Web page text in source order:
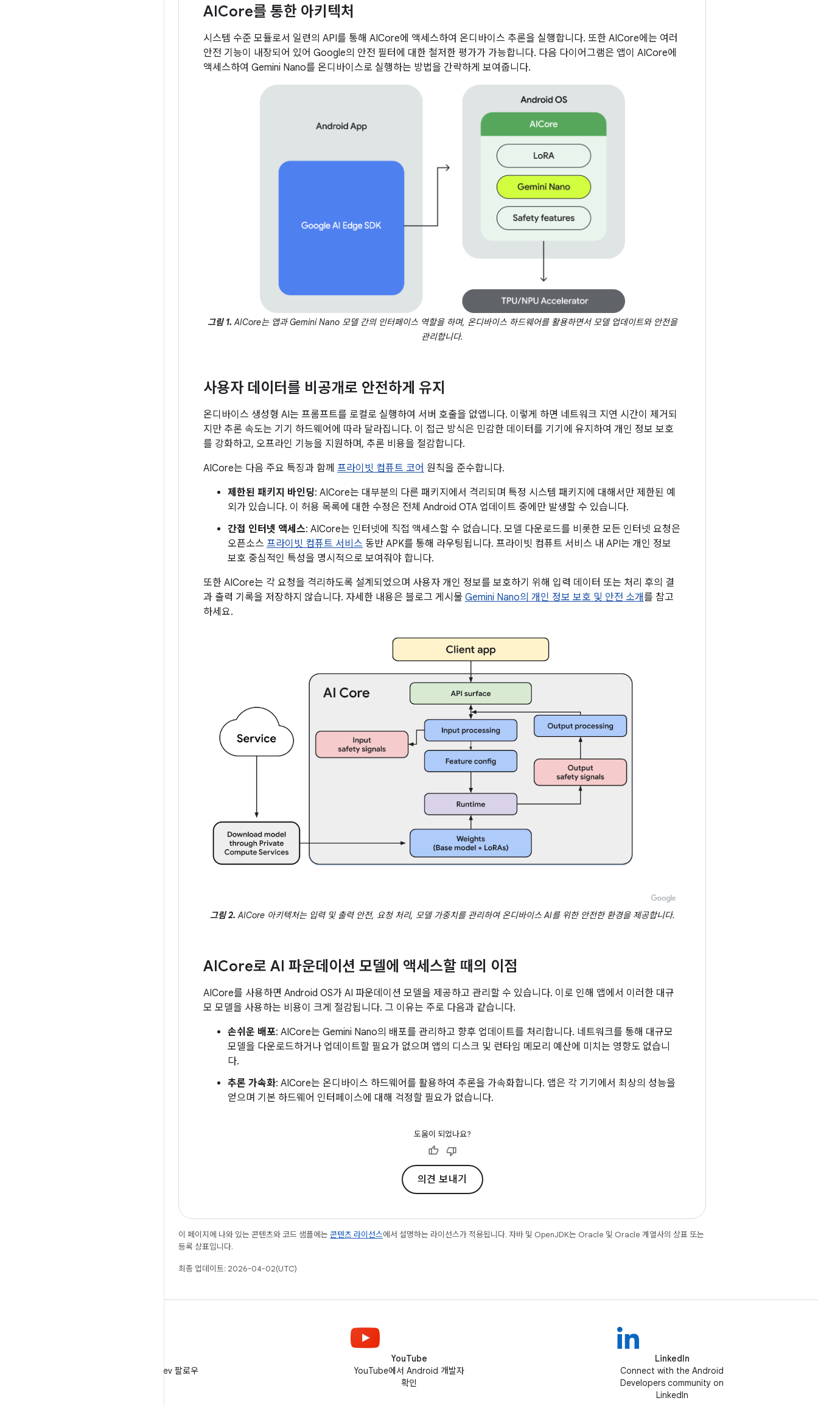
AICore를 통한 아키텍처
시스템 수준 모듈로서 일련의 API를 통해 AICore에 액세스하여 온디바이스 추론을 실행합니다. 또한 AICore에는 여러
안전 기능이 내장되어 있어 Google의 안전 필터에 대한 철저한 평가가 가능합니다. 다음 다이어그램은 앱이 AICore에
액세스하여 Gemini Nano를 온디바이스로 실행하는 방법을 간략하게 보여줍니다.
그림 1. AICore는 앱과 Gemini Nano 모델 간의 인터페이스 역할을 하며, 온디바이스 하드웨어를 활용하면서 모델 업데이트와 안전을
관리합니다.
사용자 데이터를 비공개로 안전하게 유지
온디바이스 생성형 AI는 프롬프트를 로컬로 실행하여 서버 호출을 없앱니다. 이렇게 하면 네트워크 지연 시간이 제거되
지만 추론 속도는 기기 하드웨어에 따라 달라집니다. 이 접근 방식은 민감한 데이터를 기기에 유지하여 개인 정보 보호
를 강화하고, 오프라인 기능을 지원하며, 추론 비용을 절감합니다.
AICore는 다음 주요 특징과 함께 프라이빗 컴퓨트 코어 원칙을 준수합니다.
제한된 패키지 바인딩: AICore는 대부분의 다른 패키지에서 격리되며 특정 시스템 패키지에 대해서만 제한된 예
외가 있습니다. 이 허용 목록에 대한 수정은 전체 Android OTA 업데이트 중에만 발생할 수 있습니다.
간접 인터넷 액세스: AICore는 인터넷에 직접 액세스할 수 없습니다. 모델 다운로드를 비롯한 모든 인터넷 요청은
오픈소스 프라이빗 컴퓨트 서비스 동반 APK를 통해 라우팅됩니다. 프라이빗 컴퓨트 서비스 내 API는 개인 정보
보호 중심적인 특성을 명시적으로 보여줘야 합니다.
또한 AICore는 각 요청을 격리하도록 설계되었으며 사용자 개인 정보를 보호하기 위해 입력 데이터 또는 처리 후의 결
과 출력 기록을 저장하지 않습니다. 자세한 내용은 블로그 게시물 Gemini Nano의 개인 정보 보호 및 안전 소개를 참고
하세요.
그림 2. AICore 아키텍처는 입력 및 출력 안전, 요청 처리, 모델 가중치를 관리하여 온디바이스 AI를 위한 안전한 환경을 제공합니다.
AICore로 AI 파운데이션 모델에 액세스할 때의 이점
AICore를 사용하면 Android OS가 AI 파운데이션 모델을 제공하고 관리할 수 있습니다. 이로 인해 앱에서 이러한 대규
모 모델을 사용하는 비용이 크게 절감됩니다. 그 이유는 주로 다음과 같습니다.
손쉬운 배포: AICore는 Gemini Nano의 배포를 관리하고 향후 업데이트를 처리합니다. 네트워크를 통해 대규모
모델을 다운로드하거나 업데이트할 필요가 없으며 앱의 디스크 및 런타임 메모리 예산에 미치는 영향도 없습니
다.
추론 가속화: AICore는 온디바이스 하드웨어를 활용하여 추론을 가속화합니다. 앱은 각 기기에서 최상의 성능을
얻으며 기본 하드웨어 인터페이스에 대해 걱정할 필요가 없습니다.
도움이 되었나요?
의견 보내기
이 페이지에 나와 있는 콘텐츠와 코드 샘플에는 콘텐츠 라이선스에서 설명하는 라이선스가 적용됩니다. 자바 및 OpenJDK는 Oracle 및 Oracle 계열사의 상표 또는
등록 상표입니다.
최종 업데이트: 2026-04-02(UTC)
X에서 @AndroidDev 팔로우
YouTube
YouTube에서 Android 개발자
확인
LinkedIn
Connect with the Android
Developers community on
LinkedIn